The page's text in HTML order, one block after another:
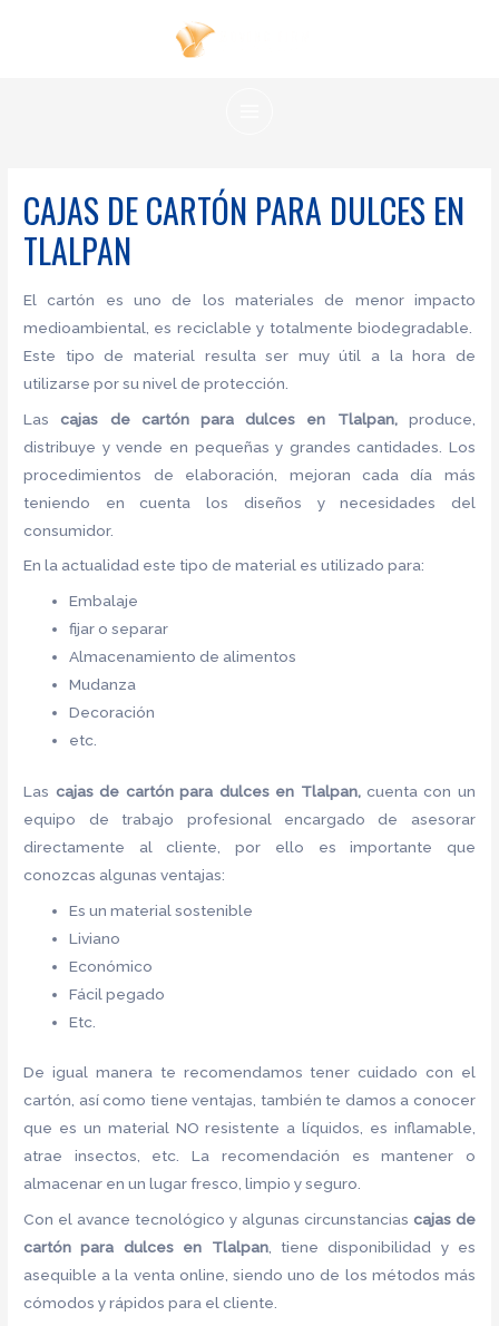
CAJAS DE CARTÓN PARA DULCES EN
TLALPAN
El cartón es uno de los materiales de menor impacto
medioambiental, es reciclable y totalmente biodegradable.
Este tipo de material resulta ser muy útil a la hora de
utilizarse por su nivel de protección.
Las cajas de cartón para dulces en Tlalpan,produce,
distribuye y vende en pequeñas y grandes cantidades. Los
procedimientos de elaboración, mejoran cada día más
teniendo en cuenta los diseños y necesidades del
consumidor.
En la actualidad este tipo de material es utilizado para:
Embalaje
fijar o separar
Almacenamiento de alimentos
Mudanza
Decoración
etc.
Las cajas de cartón para dulces en Tlalpan, cuenta con un
equipo de trabajo profesional encargado de asesorar
directamente al cliente, por ello es importante que
conozcas algunas ventajas:
Es un material sostenible
Liviano
Económico
Fácil pegado
Etc.
De igual manera te recomendamos tener cuidado con el
cartón, así como tiene ventajas, también te damos a conocer
que es un material NO resistente a líquidos, es inflamable,
atrae insectos, etc. La recomendación es mantener o
almacenar en un lugar fresco, limpio y seguro.
Con el avance tecnológico y algunas circunstancias cajas de
cartón para dulces en Tlalpan, tiene disponibilidad y es
asequible a la venta online, siendo uno de los métodos más
cómodos y rápidos para el cliente.